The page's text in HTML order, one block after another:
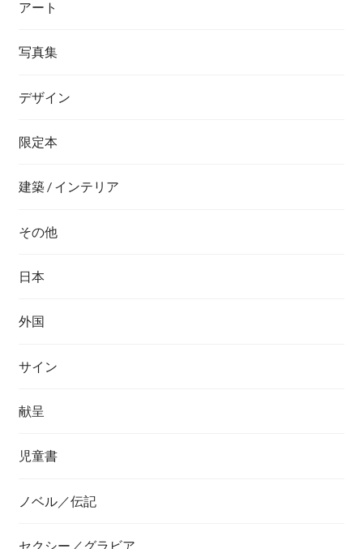
アート
写真集
デザイン
限定本
建築 / インテリア
その他
日本
外国
サイン
献呈
児童書
ノベル／伝記
セクシー／グラビア